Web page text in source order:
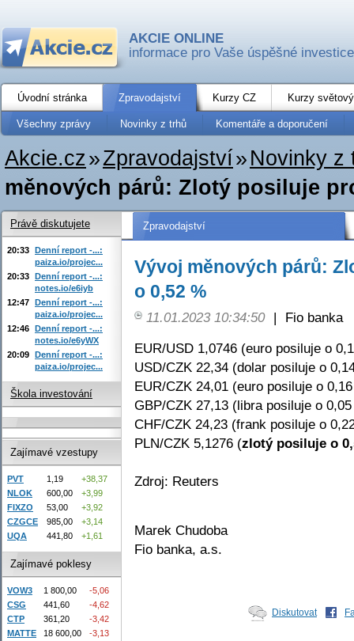
AKCIE ONLINE
informace pro Vaše úspěšné investice
Úvodní stránka Zpravodajství Kurzy CZ Kurzy
Všechny zprávy Novinky z trhů Komentáře a doporučení
Akcie.cz»Zpravodajství» Novinky z
měnových párů: Zlotý posiluje
Zpravodajství
Vývoj měnových párů:
o 0,52 %
11.01.2023 10:34:50 |
Fio banka
EUR/USD 1,0746 (euro posiluje o
USD/CZK 22,34 (dolar posiluje o
EUR/CZK 24,01 (euro posiluje o
GBP/CZK 27,13 (libra posiluje o
CHF/CZK 24,23 (frank posiluje o
PLN/CZK 5,1276 (zlotý posiluje o
Zdroj: Reuters
Marek Chudoba
Fio banka, a.s.
Diskutovat
Právě diskutujete
20:33 Denní report -...:
paiza.io/projec...
20:33 Denní report -...:
notes.io/e6iyb
12:47 Denní report -...:
paiza.io/projec...
12:46 Denní report -...:
notes.io/e6yWX
20:09 Denní report -...:
paiza.io/projec...
Škola investování
Zajímavé vzestupy
PVT 1,19
+38,37
NLOK
600,00
+3,99
FIXZO
53,00
+3,92
CZGCE
985,00
+3,14
UQA
441,80 +1,61
Zajímavé poklesy
VOW3 1 800,00
-5,06
CSG
441,60
-4,62
CTP
361,20
-3,42
MATTE
18 600,00
-3,13